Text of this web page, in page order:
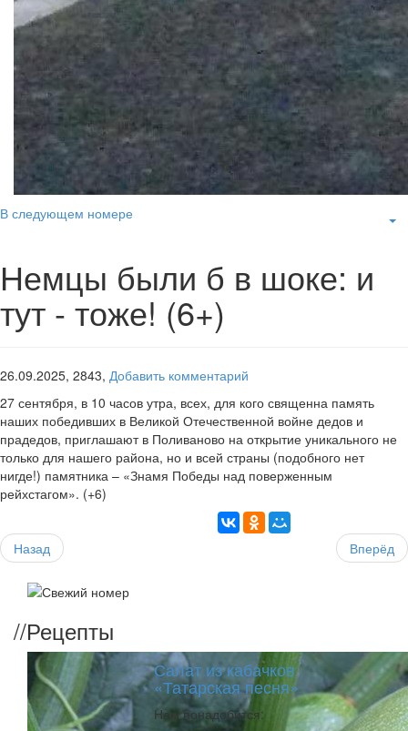
В следующем номере
Немцы были б в шоке: и
тут - тоже! (6+)
26.09.2025, 2843, Добавить комментарий
27 сентября, в 10 часов утра, всех, для кого священна память
наших победивших в Великой Отечественной войне дедов и
прадедов, приглашают в Поливаново на открытие уникального не
только для нашего района, но и всей страны (подобного нет
нигде!) памятника – «Знамя Победы над поверженным
рейхстагом». (+6)
Назад Вперёд
//Рецепты
Салат из кабачков
«Татарская песня»
Нам понадобится: